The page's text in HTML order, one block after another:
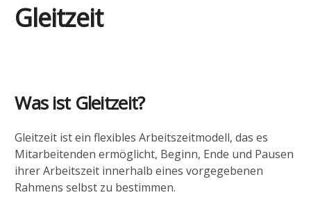
Gleitzeit
Was ist Gleitzeit?
Gleitzeit ist ein flexibles Arbeitszeitmodell, das es
Mitarbeitenden ermöglicht, Beginn, Ende und Pausen
ihrer Arbeitszeit innerhalb eines vorgegebenen
Rahmens selbst zu bestimmen.